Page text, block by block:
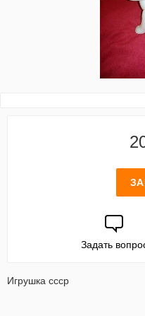
Задать
Игрушка ссср